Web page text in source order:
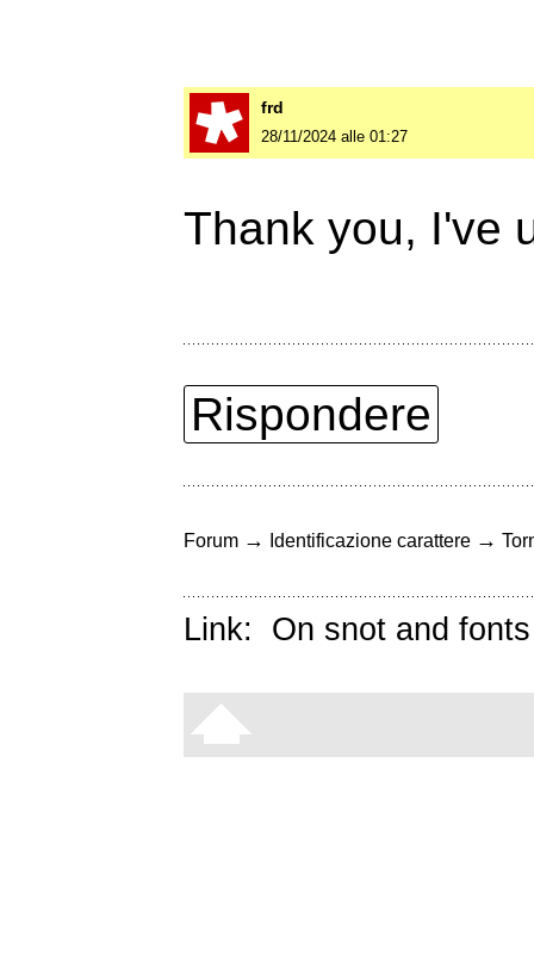
frd
28/11/2024 alle 01:27
Thank you, I've
Rispondere
Forum → Identificazione carattere →
Link: On snot and fonts